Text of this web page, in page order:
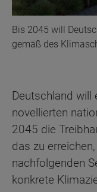
Bis 2045 will
gemäß des
Deutschland will
novellierten
2045 die
das zu
nachfolgenden
konkrete